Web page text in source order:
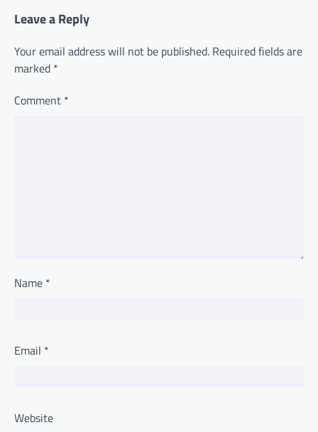
Leave a Reply
Your email address will not be published. Required fields are
marked *
Comment *
Name *
Email *
Website